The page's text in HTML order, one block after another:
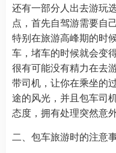
还有一部分人出去游玩
点，首先自驾游需要自
特别在旅游高峰期的时
车，堵车的时候就会变
很有可能没有精力在去
带司机，让你在乘坐的
途的风光，并且包车司
态度，拥有处理突然意
二、包车旅游时的注意